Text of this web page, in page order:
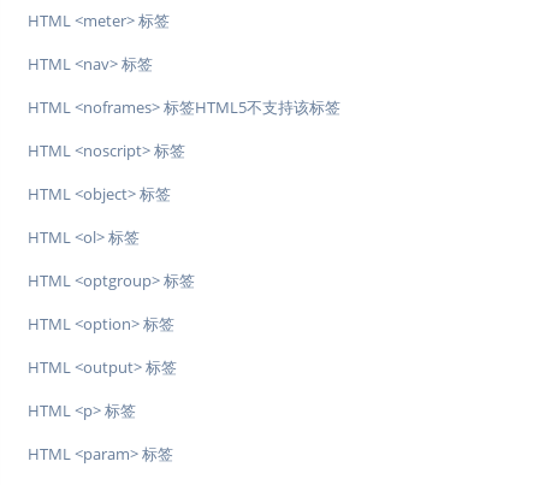
HTML <meter> 标签
HTML <nav> 标签
HTML <noframes> 标签HTML5不支持该标签
HTML <noscript> 标签
HTML <object> 标签
HTML <ol> 标签
HTML <optgroup> 标签
HTML <option> 标签
HTML <output> 标签
HTML <p> 标签
HTML <param> 标签